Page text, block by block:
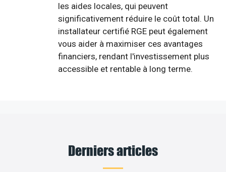
les aides locales, qui peuvent
significativement réduire le coût total. Un
installateur certifié RGE peut également
vous aider à maximiser ces avantages
financiers, rendant l'investissement plus
accessible et rentable à long terme.
Derniers articles